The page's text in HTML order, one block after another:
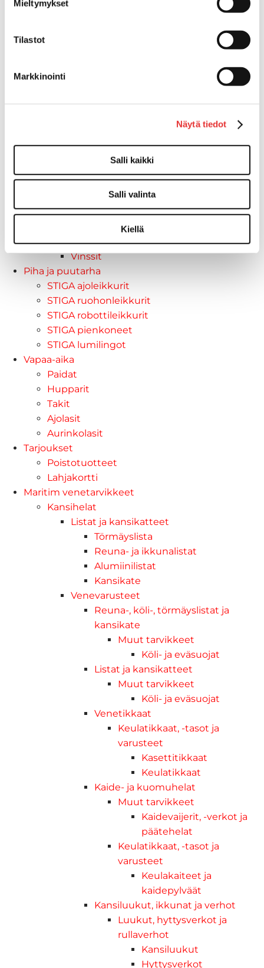
Mieltymykset
Tilastot
Markkinointi
Näytä tiedot
Salli kaikki
Salli valinta
Kiellä
Mönkijöiden lisävarusteet ja -tarvikkeet
Huoltotarvikkeet
Motobatt akut
Puskulevyt
Rengas/Vannesetit
Työvalot
Vinssit
Piha ja puutarha
STIGA ajoleikkurit
STIGA ruohonleikkurit
STIGA robottileikkurit
STIGA pienkoneet
STIGA lumilingot
Vapaa-aika
Paidat
Hupparit
Takit
Ajolasit
Aurinkolasit
Tarjoukset
Poistotuotteet
Lahjakortti
Maritim venetarvikkeet
Kansihelat
Listat ja kansikatteet
Törmäyslista
Reuna- ja ikkunalistat
Alumiinilistat
Kansikate
Venevarusteet
Reuna-, köli-, törmäyslistat ja
kansikate
Muut tarvikkeet
Köli- ja eväsuojat
Listat ja kansikatteet
Muut tarvikkeet
Köli- ja eväsuojat
Venetikkaat
Keulatikkaat, -tasot ja
varusteet
Kasettitikkaat
Keulatikkaat
Kaide- ja kuomuhelat
Muut tarvikkeet
Kaidevaijerit, -verkot ja
päätehelat
Keulatikkaat, -tasot ja
varusteet
Keulakaiteet ja
kaidepylväät
Kansiluukut, ikkunat ja verhot
Luukut, hyttysverkot ja
rullaverhot
Kansiluukut
Hyttysverkot